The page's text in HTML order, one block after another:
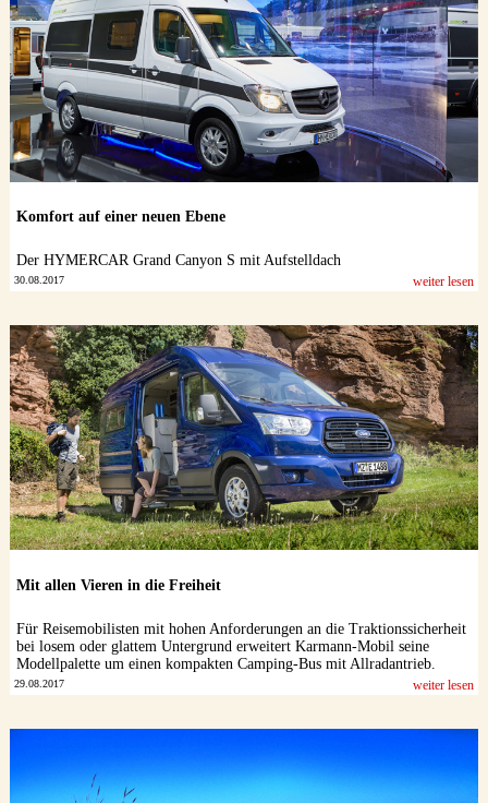
Komfort auf einer neuen Ebene
Der HYMERCAR Grand Canyon S mit Aufstelldach
30.08.2017 weiter lesen
Mit allen Vieren in die Freiheit
Für Reisemobilisten mit hohen Anforderungen an die Traktionssicherheit
bei losem oder glattem Untergrund erweitert Karmann-Mobil seine
Modellpalette um einen kompakten Camping-Bus mit Allradantrieb.
29.08.2017 weiter lesen